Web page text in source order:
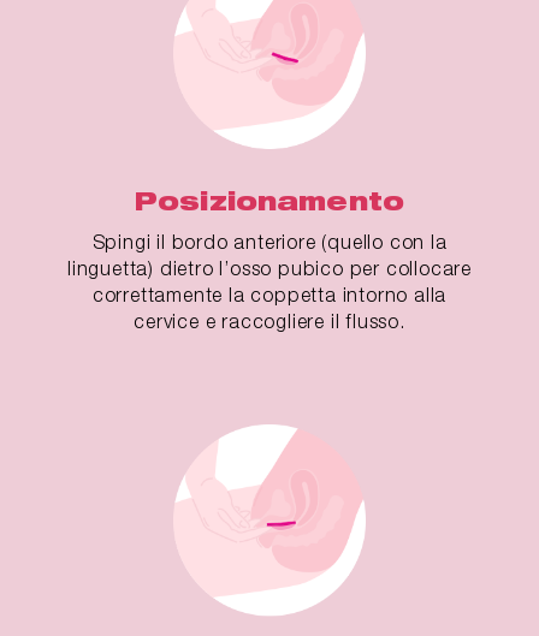
Posizionamento
Spingi il bordo anteriore (quello con la
linguetta) dietro l’osso pubico per collocare
correttamente la coppetta intorno alla
cervice e raccogliere il flusso.